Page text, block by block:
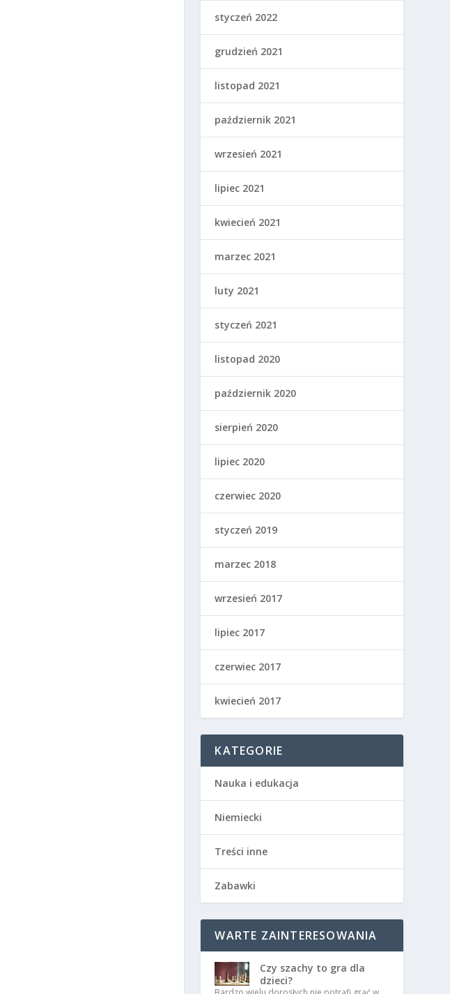
styczeń 2022
grudzień 2021
listopad 2021
październik 2021
wrzesień 2021
lipiec 2021
kwiecień 2021
marzec 2021
luty 2021
styczeń 2021
listopad 2020
październik 2020
sierpień 2020
lipiec 2020
czerwiec 2020
styczeń 2019
marzec 2018
wrzesień 2017
lipiec 2017
czerwiec 2017
kwiecień 2017
KATEGORIE
Nauka i edukacja
Niemiecki
Treści inne
Zabawki
WARTE ZAINTERESOWANIA
Czy szachy to gra dla
dzieci?